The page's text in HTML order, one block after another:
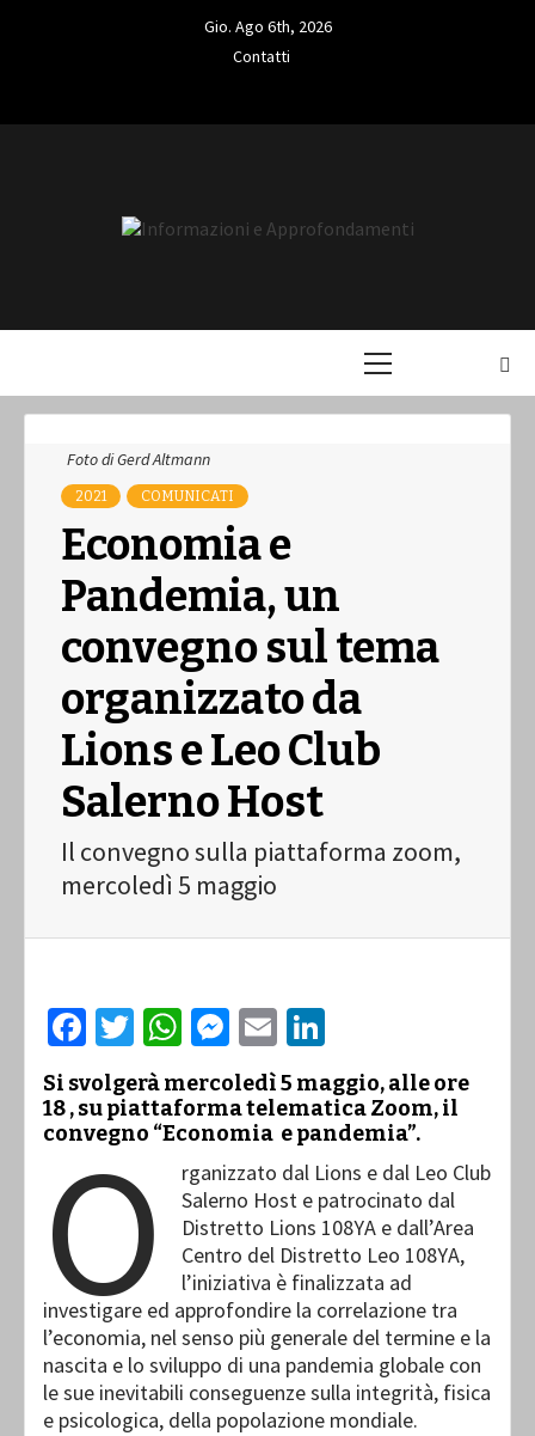
Gio. Ago 6th, 2026
Contatti
Foto di Gerd Altmann
2021 COMUNICATI
Economia e
Pandemia, un
convegno sul tema
organizzato da
Lions e Leo Club
Salerno Host
Il convegno sulla piattaforma zoom,
mercoledì 5 maggio
Facebook
Twitter
WhatsApp
Messenger
Email
Si svolgerà mercoledì 5 maggio, alle ore
18 , su piattaforma telematica Zoom, il
convegno “Economia e pandemia”.
O
rganizzato dal Lions e dal Leo Club
Salerno Host e patrocinato dal
Distretto Lions 108YA e dall’Area
Centro del Distretto Leo 108YA,
l’iniziativa è finalizzata ad
investigare ed approfondire la correlazione tra
l’economia, nel senso più generale del termine e la
nascita e lo sviluppo di una pandemia globale con
le sue inevitabili conseguenze sulla integrità, fisica
e psicologica, della popolazione mondiale.